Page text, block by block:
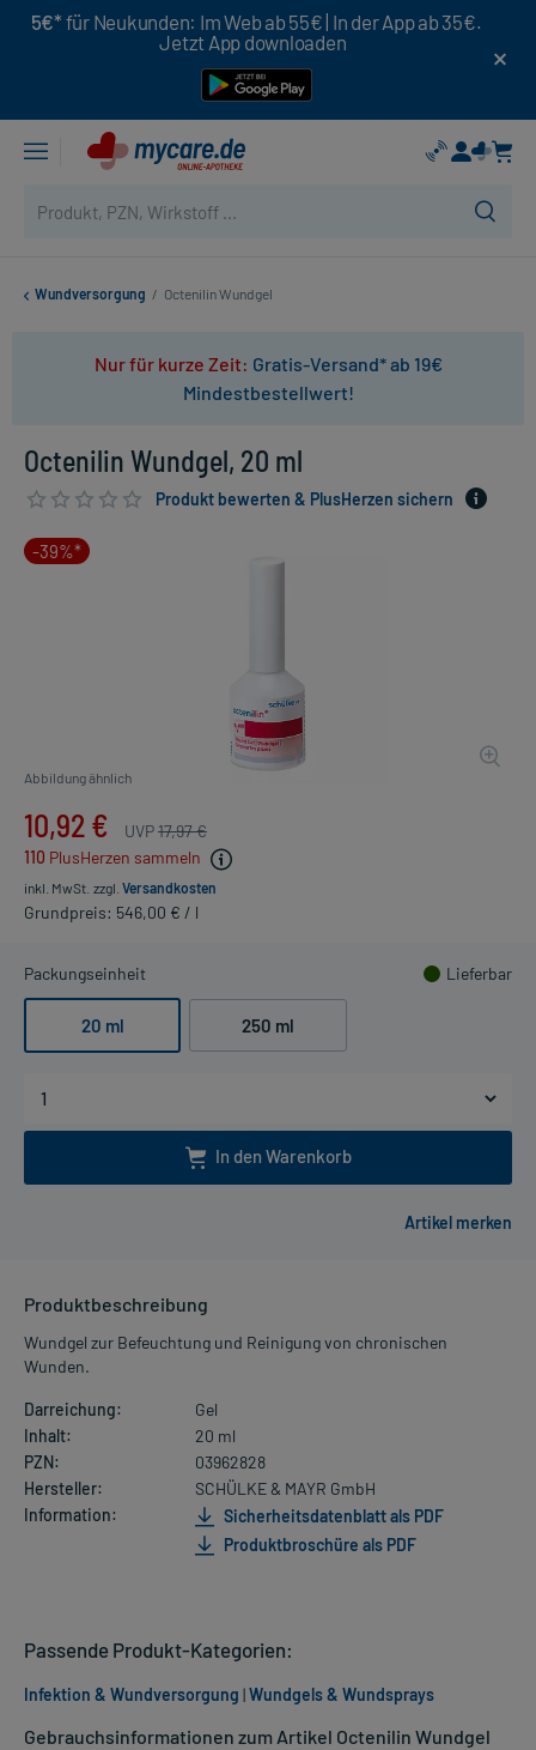
5€* für Neukunden: Im Web ab 55€ | In der App ab 35€.
Jetzt App downloaden
Wundversorgung / Octenilin Wundgel
Nur für kurze Zeit: Gratis-Versand* ab 19€
Mindestbestellwert!
Octenilin Wundgel, 20 ml
Produkt bewerten & PlusHerzen sichern
-39%*
Abbildung ähnlich
10,92 € UVP17,97 €
110 PlusHerzen sammeln
inkl. MwSt. zzgl. Versandkosten
Grundpreis: 546,00 € / l
Packungseinheit Lieferbar
20 ml 250 ml
In den Warenkorb
Produktbeschreibung
Wundgel zur Befeuchtung und Reinigung von chronischen
Wunden.
Darreichung:
Gel
Inhalt:
20 ml
PZN:
03962828
Hersteller:
SCHÜLKE & MAYR GmbH
Information:
Sicherheitsdatenblatt als PDF
Produktbroschüre als PDF
Gebrauchsinformationen zum Artikel Octenilin Wundgel
Passende Produkt-Kategorien:
Infektion & Wundversorgung |Wundgels & Wundsprays